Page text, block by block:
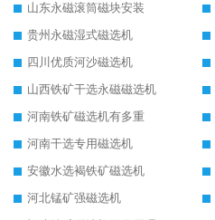
山东永磁滚筒磁块安装
贵州永磁湿式磁选机
四川优质河沙磁选机
山西铁矿干选永磁磁选机
河南铁矿磁选机有多重
河南干选专用磁选机
安徽水选褐铁矿磁选机
河北锰矿强磁选机